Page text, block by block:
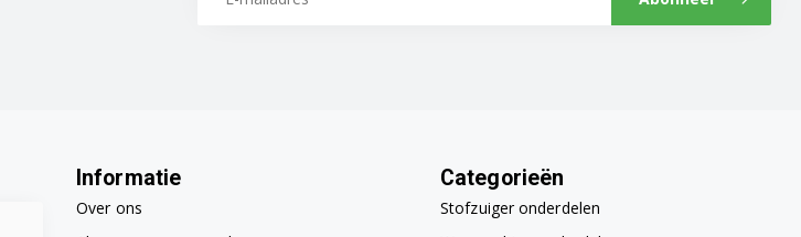
Informatie
Over ons
Categorieën
Stofzuiger onderdelen